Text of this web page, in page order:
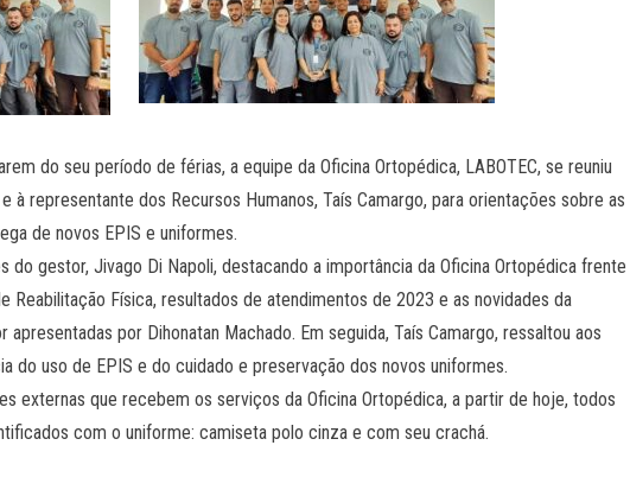
do seu período de férias, a equipe da Oficina Ortopédica, LABOTEC, se reuniu
à representante dos Recursos Humanos, Taís Camargo, para orientações sobre as
de novos EPIS e uniformes.
do gestor, Jivago Di Napoli, destacando a importância da Oficina Ortopédica frente
Reabilitação Física, resultados de atendimentos de 2023 e as novidades da
por Dihonatan Machado. Em seguida, Taís Camargo, ressaltou aos
do uso de EPIS e do cuidado e preservação dos novos uniformes.
externas que recebem os serviços da Oficina Ortopédica, a partir de hoje, todos
com o uniforme: camiseta polo cinza e com seu crachá.